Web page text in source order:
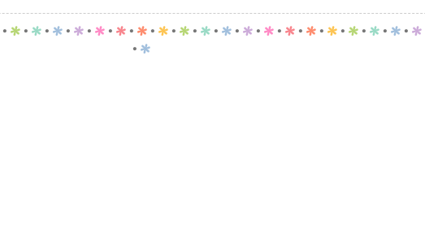
. p . p . p . p . p . p . p . p . p . p . p . p . p . p . p . p . p . p . p . p
. p